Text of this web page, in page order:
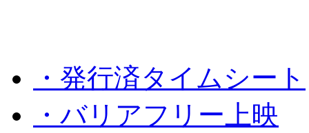
・発行済タイムシート
・バリアフリー上映